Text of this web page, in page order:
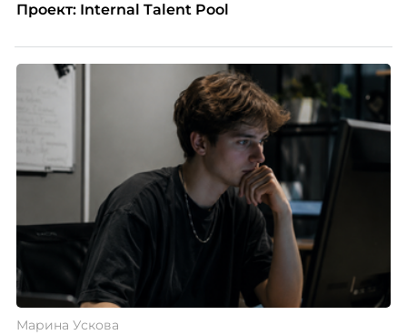
Проект: Internal Talent Pool
Марина Ускова